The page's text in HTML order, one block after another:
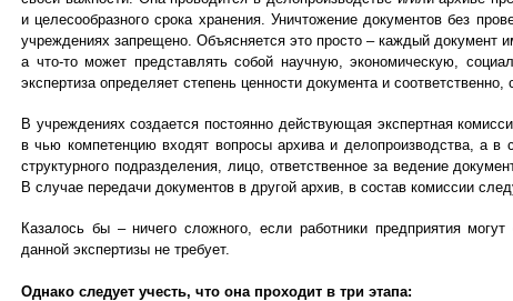
и целесообразного срока хранения. Уничтожение документов без
учреждениях запрещено. Объясняется это просто – каждый документ
а что-то может представлять собой научную, экономическую,
экспертиза определяет степень ценности документа и соответственно,
В учреждениях создается постоянно действующая экспертная
в чью компетенцию входят вопросы архива и делопроизводства, а в
структурного подразделения, лицо, ответственное за ведение
В случае передачи документов в другой архив, в состав комиссии
Казалось бы – ничего сложного, если работники предприятия
данной экспертизы не требует.
Однако следует учесть, что она проходит в три этапа: